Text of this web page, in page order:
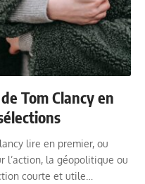
Tom Clancy en
lire en premier, ou
l’action, la géopolitique ou
courte et utile…